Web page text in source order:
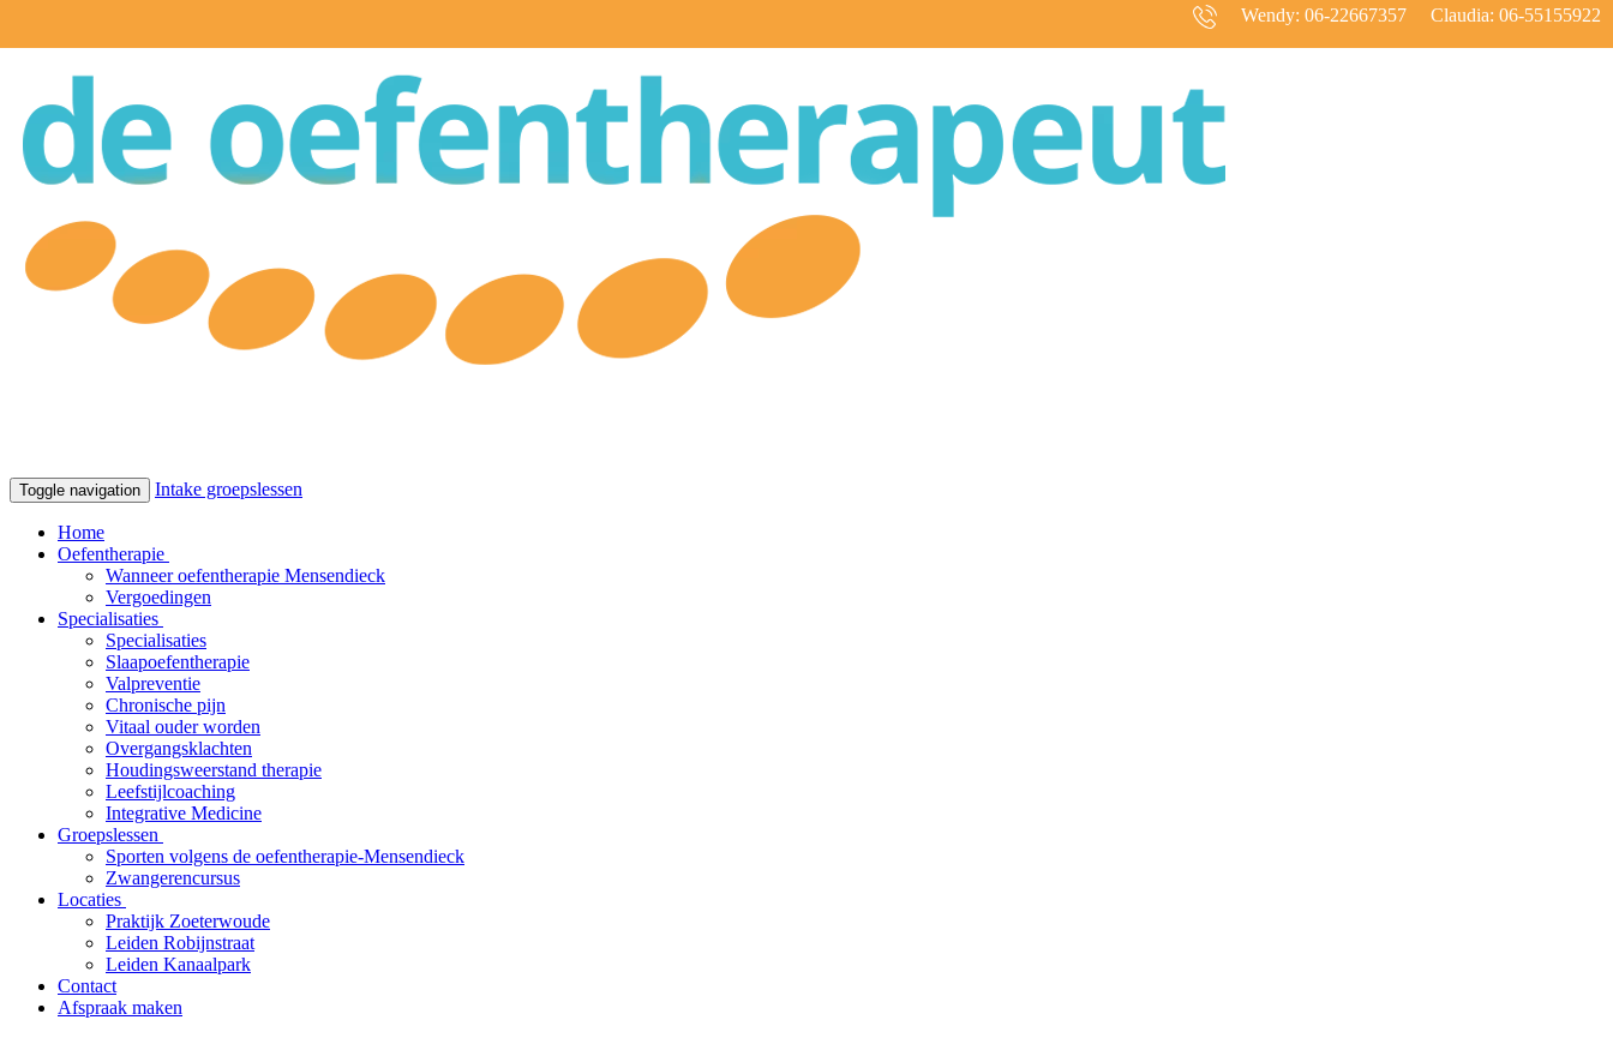
Claudia: 06-55155922
Wendy: 06-22667357
Toggle navigation Intake groepslessen
Home
Oefentherapie
Wanneer oefentherapie Mensendieck
Vergoedingen
Specialisaties
Specialisaties
Slaapoefentherapie
Valpreventie
Chronische pijn
Vitaal ouder worden
Overgangsklachten
Houdingsweerstand therapie
Leefstijlcoaching
Integrative Medicine
Groepslessen
Sporten volgens de oefentherapie-Mensendieck
Zwangerencursus
Locaties
Praktijk Zoeterwoude
Leiden Robijnstraat
Leiden Kanaalpark
Contact
Afspraak maken